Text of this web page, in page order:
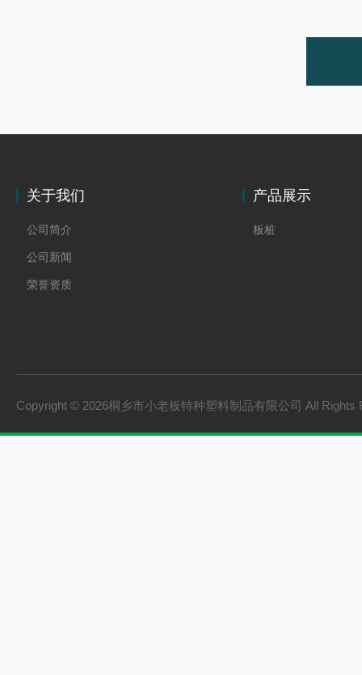
关于我们
公司简介
公司新闻
荣誉资质
产品展示
板桩
Copyright © 2026桐乡市小老板特种塑料制品有限公司 All